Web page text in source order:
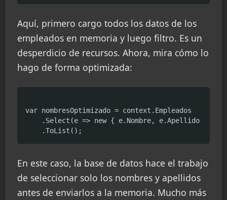
Aquí, primero cargo todos los datos de los
empleados en memoria y luego filtro. Es un
desperdicio de recursos. Ahora, mira cómo lo
hago de forma optimizada:
var nombresOptimizado = context.Empleados
    .Select(e => new { e.Nombre, e.Apellido })
En este caso, la base de datos hace el trabajo
de seleccionar solo los nombres y apellidos
antes de enviarlos a la memoria. Mucho más